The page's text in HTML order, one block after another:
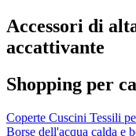
Accessori di
accattivante
Shopping per
Coperte Cuscini Tessili
Borse dell'acqua calda e